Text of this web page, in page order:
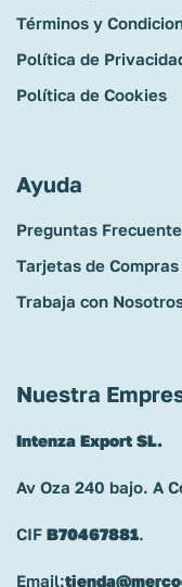
Términos y
Política de
Política de Cookies
Ayuda
Preguntas
Tarjetas de Compras
Trabaja con
Nuestra
Intenza Export SL.
Av Oza 240 bajo. A
CIF B70467881.
Email: